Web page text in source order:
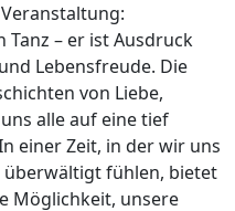
Tanz – er ist Ausdruck
Lebensfreude. Die
von Liebe,
alle auf eine tief
einer Zeit, in der wir uns
überwältigt fühlen, bietet
Möglichkeit, unsere